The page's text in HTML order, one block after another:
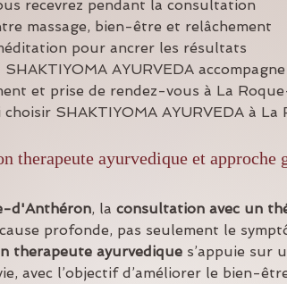
recevrez pendant la consultation
massage, bien-être et relâchement
pour ancrer les résultats
AYURVEDA
et prise de rendez-vous à La
SHAKTIYOMA AYURVEDA à
therapeute ayurvedique et approche
d'Anthéron, la consultation avec un
profonde, pas seulement le
therapeute ayurvedique s’appuie sur
avec l’objectif d’améliorer le bien-